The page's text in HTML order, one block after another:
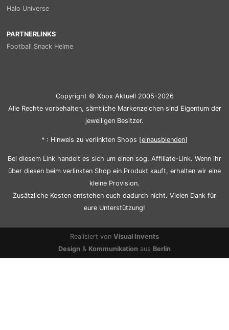
Halo Universe
PARTNERLINKS
Football Snack Helme
Copyright © Xbox Aktuell 2005-2026
Alle Rechte vorbehalten, sämtliche Markenzeichen sind Eigentum der
jeweiligen Besitzer.
* : Hinweis zu verlinkten Shops [einausblenden]
Bei diesem Link handelt es sich um einen sog. Affiliate-Link. Wenn ihr
über diesen beim verlinkten Shop ein Produkt kauft, erhalten wir eine
kleine Provision.
Zusätzliche Kosten entstehen euch dadurch nicht. Vielen Dank für
eure Unterstützung!
Realisiert von Visual Invents
Design & Kommunikation aus Berlin